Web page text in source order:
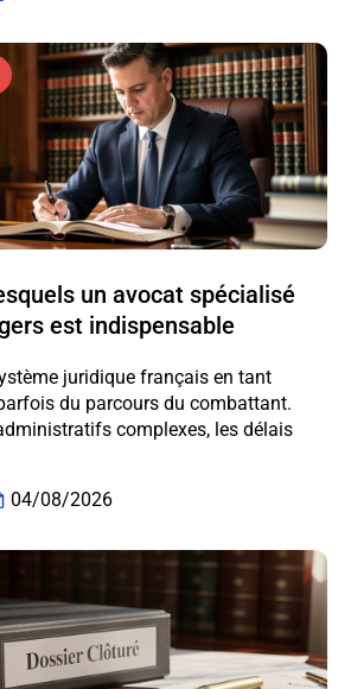
un avocat spécialisé
est indispensable
juridique français en tant
du parcours du combattant.
complexes, les délais
04/08/2026